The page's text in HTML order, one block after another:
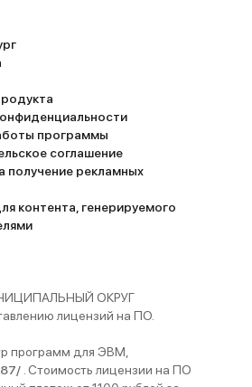
программы
соглашение
получение рекламных
контента, генерируемого
ОКРУГ
лицензий на ПО.
программ для ЭВМ,
. Стоимость лицензии на ПО